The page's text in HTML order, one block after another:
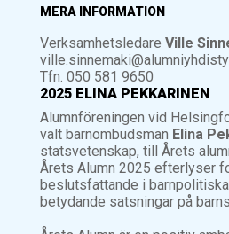
MERA INFORMATION
Verksamhetsledare Ville
Tfn. 050 581 9650
2025 ELINA PEKKARINEN
Alumnföreningen vid
valt barnombudsman Elina
statsvetenskap, till Årets
Årets Alumn 2025 efterlyser
beslutsfattande i
betydande satsningar på